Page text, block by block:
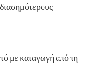
με καταγωγή από τη